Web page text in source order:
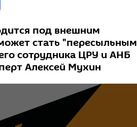
под внешним
стать "пересыльным
сотрудника ЦРУ и АНБ
Алексей Мухин